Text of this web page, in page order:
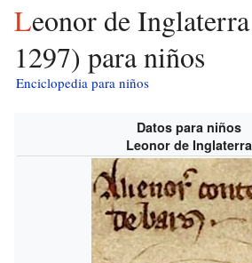
Leonor de Inglaterra (1269-
1297) para niños
Enciclopedia para niños
Datos para niños
Leonor de Inglaterra